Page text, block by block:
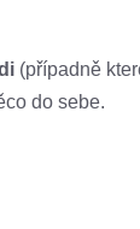
(případně
do sebe.